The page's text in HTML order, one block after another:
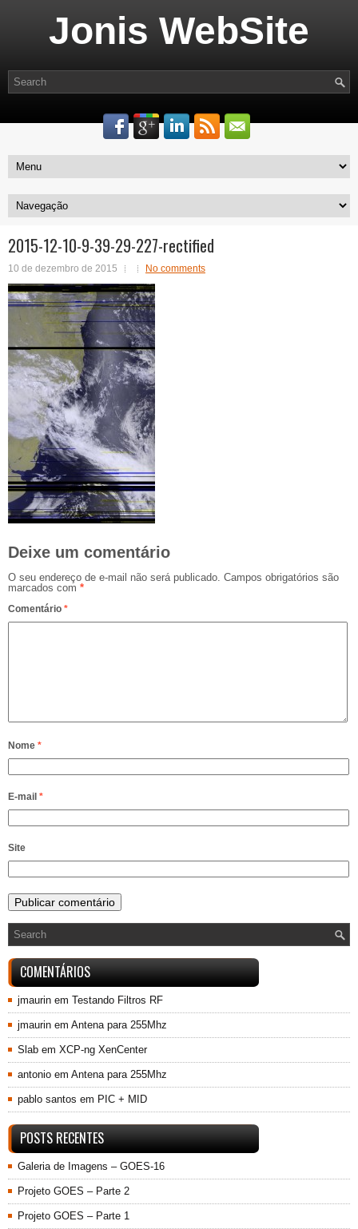
Jonis WebSite
2015-12-10-9-39-29-227-rectified
10 de dezembro de 2015 No comments
Deixe um comentário
O seu endereço de e-mail não será publicado. Campos obrigatórios são
marcados com *
Comentário *
Nome *
E-mail *
Site
COMENTÁRIOS
jmaurin em Testando Filtros RF
jmaurin em Antena para 255Mhz
Slab em XCP-ng XenCenter
antonio em Antena para 255Mhz
pablo santos em PIC + MID
POSTS RECENTES
Galeria de Imagens – GOES-16
Projeto GOES – Parte 2
Projeto GOES – Parte 1